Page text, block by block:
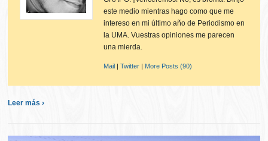
este medio mientras hago como que me
intereso en mi último año de Periodismo en
la UMA. Vuestras opiniones me parecen
una mierda.
Mail |Twitter | More Posts (90)
Leer más ›